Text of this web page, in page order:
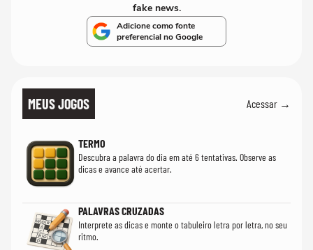
fake news.
Adicione como fonte
preferencial no Google
MEUS JOGOS Acessar →
TERMO
Descubra a palavra do dia em até 6 tentativas. Observe as
dicas e avance até acertar.
PALAVRAS CRUZADAS
Interprete as dicas e monte o tabuleiro letra por letra, no seu
ritmo.